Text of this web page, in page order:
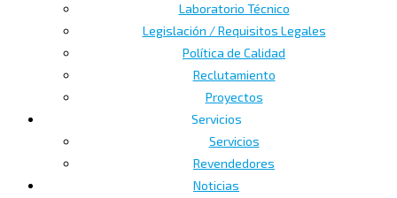
Laboratorio Técnico
Legislación / Requisitos Legales
Política de Calidad
Reclutamiento
Proyectos
Servicios
Servicios
Revendedores
Noticias